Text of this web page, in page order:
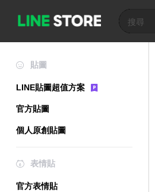
貼圖
LINE貼圖超值方案
官方貼圖
個人原創貼圖
表情貼
官方表情貼